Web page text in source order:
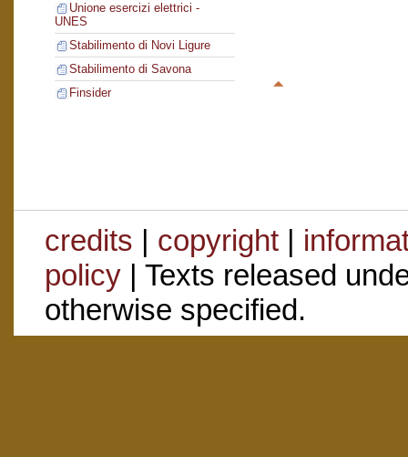
Unione esercizi elettrici -
UNES
Stabilimento di Novi Ligure
Stabilimento di Savona
Finsider
credits | copyright|
policy| Texts released
otherwise specified.